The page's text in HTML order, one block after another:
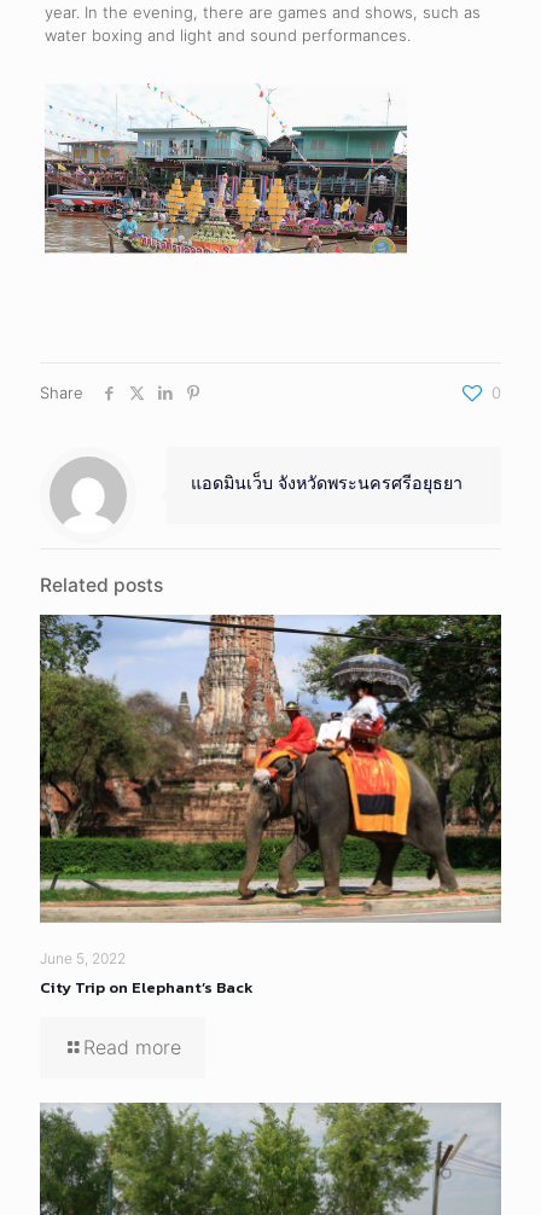
year. In the evening, there are games and shows, such as
water boxing and light and sound performances.
Share 0
แอดมินเว็บ จังหวัดพระนครศรีอยุธยา
Related posts
June 5, 2022
City Trip on Elephant’s Back
Read more